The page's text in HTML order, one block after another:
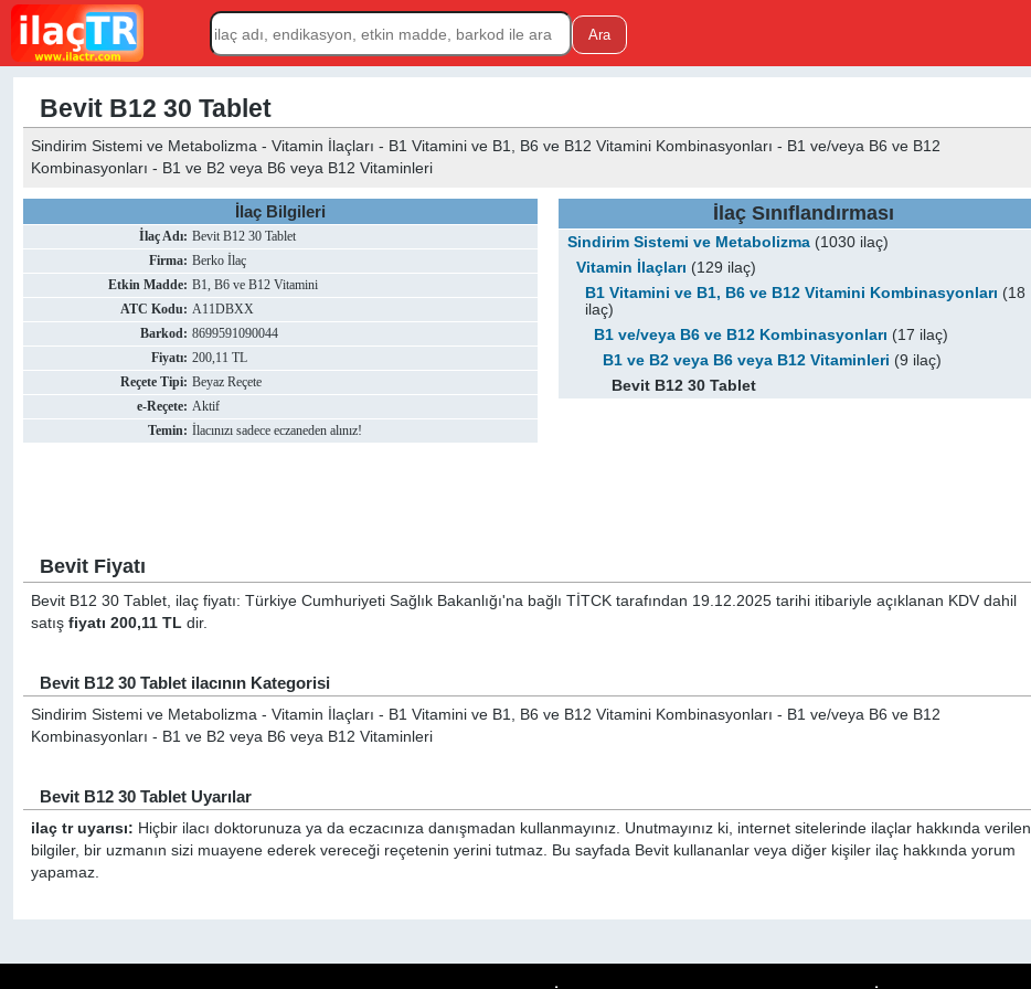
Bevit B12 30 Tablet
Sindirim Sistemi ve Metabolizma - Vitamin İlaçları - B1 Vitamini ve B1, B6 ve B12 Vitamini Kombinasyonları - B1 ve/veya B6 ve B12
Kombinasyonları - B1 ve B2 veya B6 veya B12 Vitaminleri
İlaç Bilgileri
İlaç Adı: Bevit B12 30 Tablet
Firma: Berko İlaç
Etkin Madde: B1, B6 ve B12 Vitamini
ATC Kodu: A11DBXX
Barkod: 8699591090044
Fiyatı: 200,11 TL
Reçete Tipi: Beyaz Reçete
e-Reçete: Aktif
Temin: İlacınızı sadece eczaneden alınız!
İlaç Sınıflandırması
Sindirim Sistemi ve Metabolizma (1030 ilaç)
Vitamin İlaçları (129 ilaç)
B1 Vitamini ve B1, B6 ve B12 Vitamini Kombinasyonları (18
ilaç)
B1 ve/veya B6 ve B12 Kombinasyonları (17 ilaç)
B1 ve B2 veya B6 veya B12 Vitaminleri (9 ilaç)
Bevit B12 30 Tablet
Bevit Fiyatı
Bevit B12 30 Tablet, ilaç fiyatı: Türkiye Cumhuriyeti Sağlık Bakanlığı'na bağlı TİTCK tarafından 19.12.2025 tarihi itibariyle açıklanan KDV dahil
satışfiyatı 200,11 TL dir.
Bevit B12 30 Tablet ilacının Kategorisi
Sindirim Sistemi ve Metabolizma - Vitamin İlaçları - B1 Vitamini ve B1, B6 ve B12 Vitamini Kombinasyonları - B1 ve/veya B6 ve B12
Kombinasyonları - B1 ve B2 veya B6 veya B12 Vitaminleri
Bevit B12 30 Tablet Uyarılar
ilaç tr uyarısı: Hiçbir ilacı doktorunuza ya da eczacınıza danışmadan kullanmayınız. Unutmayınız ki, internet sitelerinde ilaçlar hakkında verilen
bilgiler, bir uzmanın sizi muayene ederek vereceği reçetenin yerini tutmaz. Bu sayfada Bevit kullananlar veya diğer kişiler ilaç hakkında yorum
yapamaz.